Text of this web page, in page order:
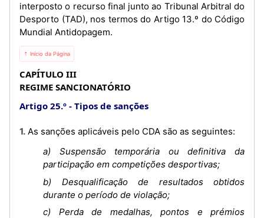
interposto o recurso final junto ao Tribunal Arbitral do
Desporto (TAD), nos termos do Artigo 13.º do Código
Mundial Antidopagem.
⇡ Início da Página
CAPÍTULO III
REGIME SANCIONATÓRIO
Artigo 25.º
Tipos de sanções
1. As sanções aplicáveis pelo CDA são as seguintes:
a) Suspensão temporária ou definitiva da
participação em competições desportivas;
b) Desqualificação de resultados obtidos
durante o período de violação;
c) Perda de medalhas, pontos e prémios